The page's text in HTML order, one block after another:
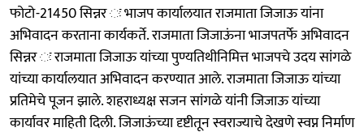
फोटो-21450 सिन्नर ः भाजप कार्यालयात राजमाता जिजाऊ यांना
अभिवादन करताना कार्यकर्ते. राजमाता जिजाऊंना भाजपतर्फे अभिवादन
सिन्नर ः राजमाता जिजाऊ यांच्या पुण्यतिथीनिमित्त भाजपचे उदय सांगळे
यांच्या कार्यालयात अभिवादन करण्यात आले. राजमाता जिजाऊ यांच्या
प्रतिमेचे पूजन झाले. शहराध्यक्ष सजन सांगळे यांनी जिजाऊ यांच्या
कार्यावर माहिती दिली. जिजाऊंच्या दृष्टीतून स्वराज्याचे देखणे स्वप्न निर्माण